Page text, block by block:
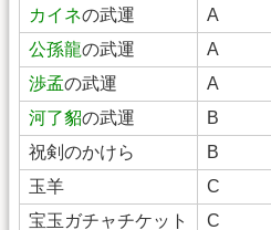
カイネの武運 A
公孫龍の武運 A
渉孟の武運 A
河了貂の武運 B
祝剣のかけら
B
玉羊
C
宝玉ガチャチケット
C